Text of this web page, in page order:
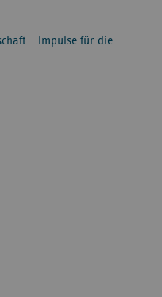
– Impulse für die